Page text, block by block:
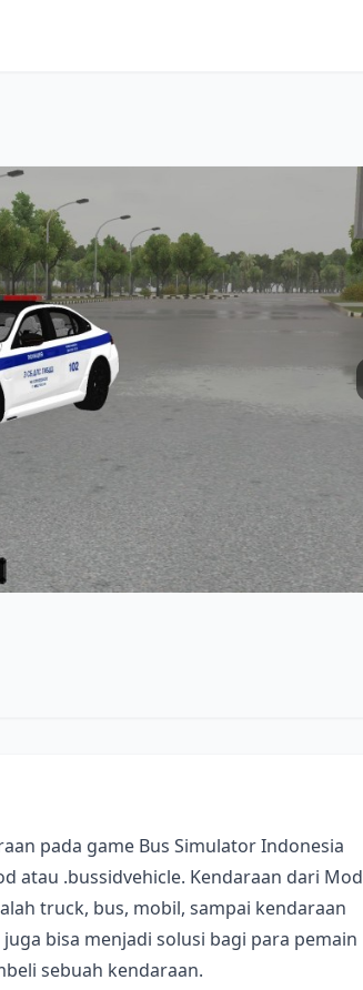
pada game Bus Simulator Indonesia
atau .bussidvehicle. Kendaraan dari Mod
truck, bus, mobil, sampai kendaraan
bisa menjadi solusi bagi para pemain
sebuah kendaraan.